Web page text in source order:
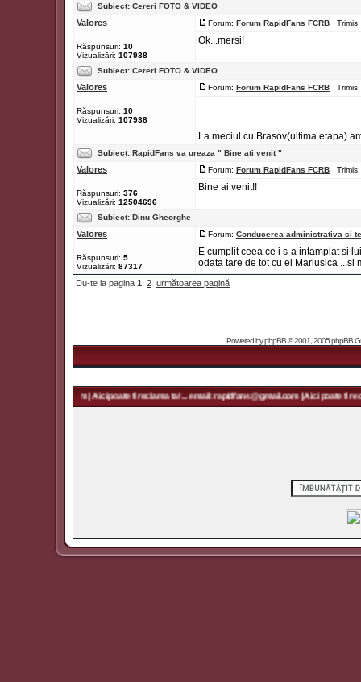
Subiect: Cereri FOTO & VIDEO
Valores
Răspunsuri: 10
Vizualizări: 107938
Forum: Forum RapidFans FCRB
Ok...mersi!
Subiect: Cereri FOTO & VIDEO
Valores
Răspunsuri: 10
Vizualizări: 107938
Forum: Forum RapidFans FCRB
La meciul cu Brasov(ultima etapa)
Subiect: RapidFans va ureaza " Bine ati venit "
Valores
Răspunsuri: 376
Vizualizări: 12504696
Forum: Forum RapidFans FCRB
Bine ai venit!!
Subiect: Dinu Gheorghe
Valores
Răspunsuri: 5
Vizualizări: 87317
Forum: Conducerea administrativa si
E cumplit ceea ce i s-a intamplat si
odata tare de tot cu el Mariusica ...si
Du-te la pagina 1 2 următoarea pagină
Powered byphpBB© 2001, 2005 phpBB
| Aici poate fi reclama ta! ... email: rapidfans@gmail.com | Aici poate fi